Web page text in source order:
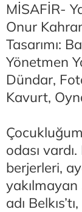
MİSAFİR-
Onur
Tasarımı:
Yönetmen
Dündar,
Kavurt,
odası
berjerleri,
adı